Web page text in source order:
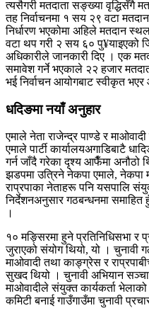
त्यसैगरी मतदाता सङ्ख्या वृद्धिसँगै
तह निर्वाचनमा १ सय २९ वटा
निर्धारण भएकोमा अहिले मतदान
वटा थप गरी २ सय ६० पु¥याइएको
अधिकारीले जानकारी दिए । एक
समावेश गर्ने भएकाले २२ हजार
भई निर्वाचन आयोगबाट स्वीकृत
धदिङमा नयाँ अनुहार
एमाले नेता राजेन्द्र पाण्डे र
एमाले पार्टी कार्यालयअगाडिबाटै
गर्न जाँदै गरेका दृश्य आफैँमा अनौठो
झडपमा उत्रिने नेकपा एमाले, नेकपा
राप्रपाका नेताहरू पनि यसपालि
निर्देशनअनुसार गठबन्धनमा समाहित
।
१० मङ्सिरमा हुने प्रतिनिधिसभा र
जुराएको संयोग थियो, यो । चुनावी
माओवादी तथा काङ्ग्रेस र
सुखद थियो । चुनावी अभियान
माओवादीले संयुक्त कार्यकर्ता
कमिटी बनाई गाउँगाउँमा चुनावी